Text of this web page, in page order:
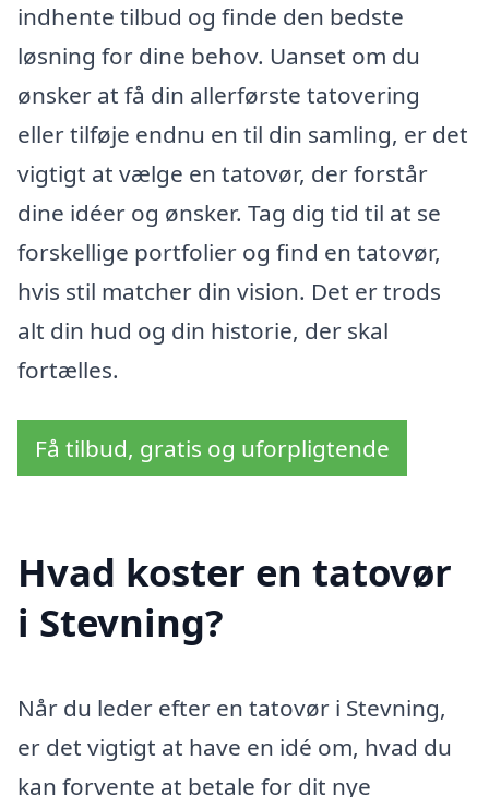
indhente tilbud og finde den bedste
løsning for dine behov. Uanset om du
ønsker at få din allerførste tatovering
eller tilføje endnu en til din samling, er det
vigtigt at vælge en tatovør, der forstår
dine idéer og ønsker. Tag dig tid til at se
forskellige portfolier og find en tatovør,
hvis stil matcher din vision. Det er trods
alt din hud og din historie, der skal
fortælles.
Få tilbud, gratis og uforpligtende
Hvad koster en tatovør
i Stevning?
Når du leder efter en tatovør i Stevning,
er det vigtigt at have en idé om, hvad du
kan forvente at betale for dit nye